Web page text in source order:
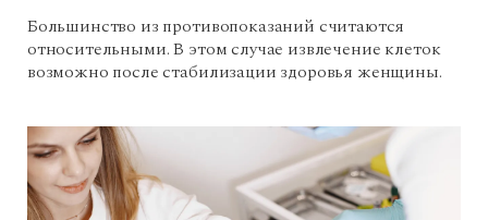
Большинство из противопоказаний считаются
относительными. В этом случае извлечение клеток
возможно после стабилизации здоровья женщины.